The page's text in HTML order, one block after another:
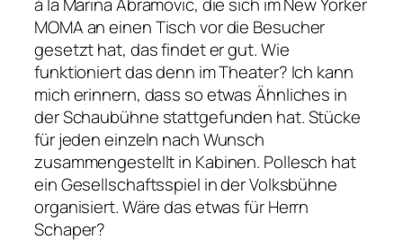
MOMA an einen Tisch vor die Besucher
gesetzt hat, das findet er gut. Wie
funktioniert das denn im Theater? Ich kann
mich erinnern, dass so etwas Ähnliches in
der Schaubühne stattgefunden hat. Stücke
für jeden einzeln nach Wunsch
zusammengestellt in Kabinen. Pollesch hat
ein Gesellschaftsspiel in der Volksbühne
organisiert. Wäre das etwas für Herrn
Schaper?